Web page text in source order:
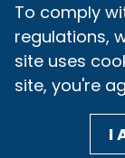
To comply
regulations,
site uses
site, you're
I